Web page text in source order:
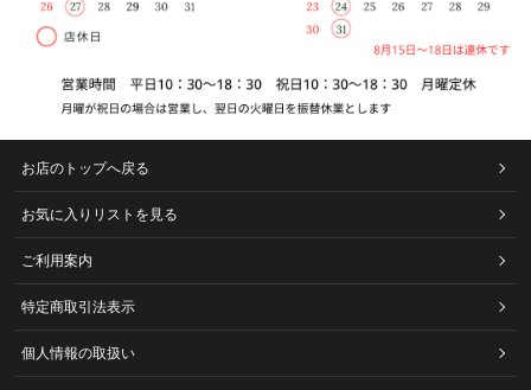
お店のトップへ戻る
お気に入りリストを見る
ご利用案内
特定商取引法表示
個人情報の取扱い